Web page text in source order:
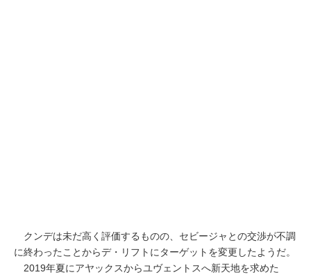
クンデは未だ高く評価するものの、セビージャとの交渉が不調
に終わったことからデ・リフトにターゲットを変更したようだ。
2019年夏にアヤックスからユヴェントスへ新天地を求めた